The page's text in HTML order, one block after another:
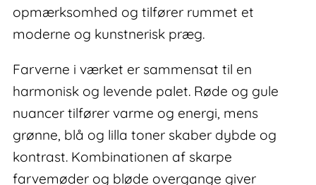
opmærksomhed og tilfører rummet et
moderne og kunstnerisk præg.
Farverne i værket er sammensat til en
harmonisk og levende palet. Røde og gule
nuancer tilfører varme og energi, mens
grønne, blå og lilla toner skaber dybde og
kontrast. Kombinationen af skarpe
farvemøder og bløde overgange giver